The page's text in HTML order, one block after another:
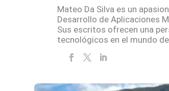
Mateo Da Silva es un
Desarrollo de Aplicaciones
Sus escritos ofrecen una
tecnológicos en el mundo